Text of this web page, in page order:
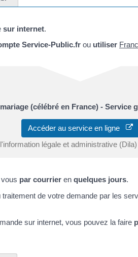
sur internet.
Service-Public.fr ou utiliser
(célébré en France) - Service
Accéder au service en ligne
légale et administrative
par courrier en quelques jours.
de votre demande par les
sur internet, vous pouvez la faire